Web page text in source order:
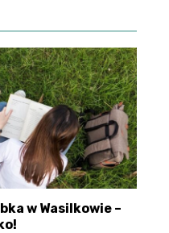
w Wasilkowie –